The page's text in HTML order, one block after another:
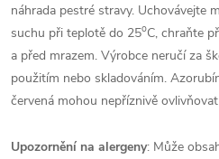
náhrada pestré stravy. Uchovávejte
suchu při teplotě do 25oC, chraňte
a před mrazem. Výrobce neručí za
použitím nebo skladováním.
červená mohou nepříznivě
Upozornění na alergeny: Může